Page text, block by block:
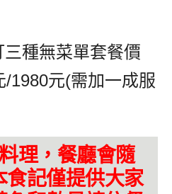
三種無菜單套餐價
/1980元(需加一成服
理，餐廳會隨
食記僅提供大家